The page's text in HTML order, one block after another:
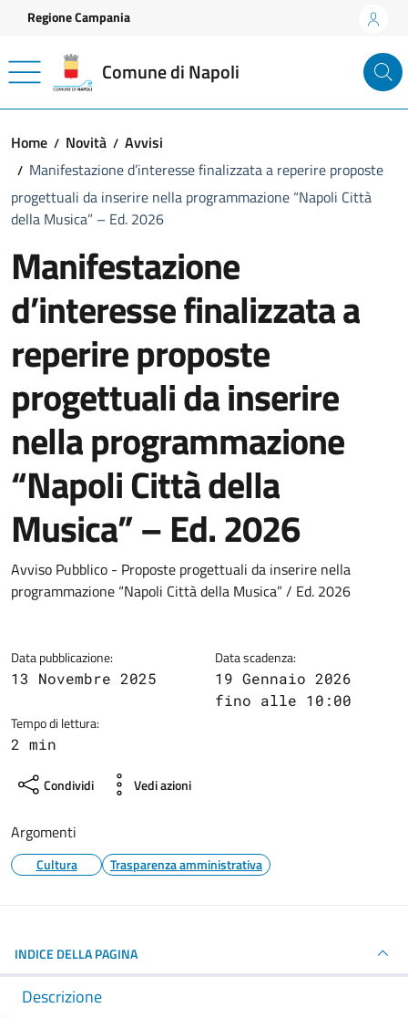
Vai ai contenuti
Vai al footer
Regione Campania
Comune di Napoli
Home Novità
Avvisi
Manifestazione d’interesse finalizzata a reperire proposte
progettuali da inserire nella programmazione “Napoli Città
della Musica” – Ed. 2026
Manifestazione
d’interesse finalizzata a
reperire proposte
progettuali da inserire
nella programmazione
“Napoli Città della
Musica” – Ed. 2026
Dettagli della notizia
Avviso Pubblico - Proposte progettuali da inserire nella
programmazione “Napoli Città della Musica” / Ed. 2026
Data pubblicazione:
13 Novembre 2025
Data scadenza:
19 Gennaio 2026
fino alle 10:00
Tempo di lettura:
2 min
Condividi Vedi azioni
Argomenti
Cultura Trasparenza amministrativa
INDICE DELLA PAGINA
Descrizione